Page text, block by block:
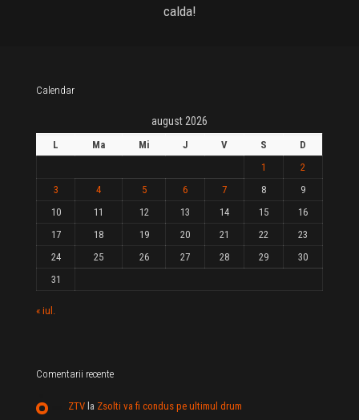
calda!
Calendar
august 2026
L Ma Mi J V S
D
1
2
3
4 5 6 7 8
9
10
11 12 13 14 15
16
17
18 19 20 21 22
23
24
25 26 27 28 29
30
31
« iul.
Comentarii recente
ZTV la Zsolti va fi condus pe ultimul drum